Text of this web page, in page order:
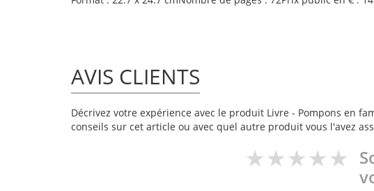
AVIS CLIENTS
Décrivez votre expérience avec le produit Livre - Pompons en
conseils sur cet article ou avec quel autre produit vous l'avez